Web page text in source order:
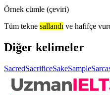
Örnek cümle (çeviri)
Tüm tekne sallandı ve hafifçe
Diğer kelimeler
SacredSacrificeSakeSample